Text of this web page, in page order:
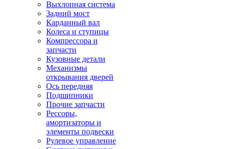
Выхлопная система
Задний мост
Карданный вал
Колеса и ступицы
Компрессора и
запчасти
Кузовные детали
Механизмы
открывания дверей
Ось передняя
Подшипники
Прочие запчасти
Рессоры,
амортизаторы и
элементы подвески
Рулевое управление